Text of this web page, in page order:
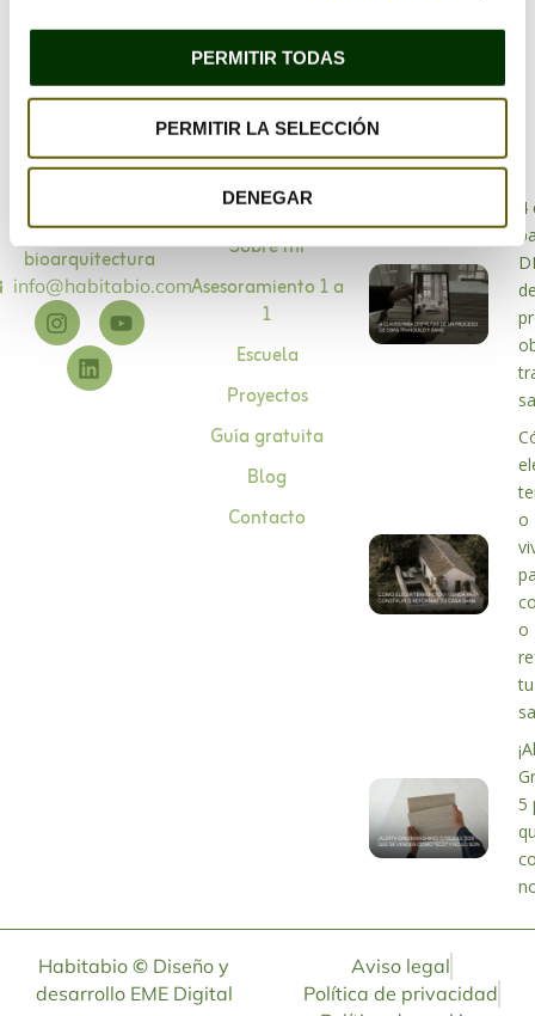
PERMITIR TODAS
PERMITIR LA SELECCIÓN
DENEGAR
Especialistas en
bioarquitectura
info@habitabio.com
Bioarquitectura
Sobre mí
Asesoramiento 1 a
1
Escuela
Proyectos
Guía gratuita
Blog
Contacto
o
o
5
Habitabio © Diseño y
desarrollo EME Digital
Aviso legal
Política de privacidad